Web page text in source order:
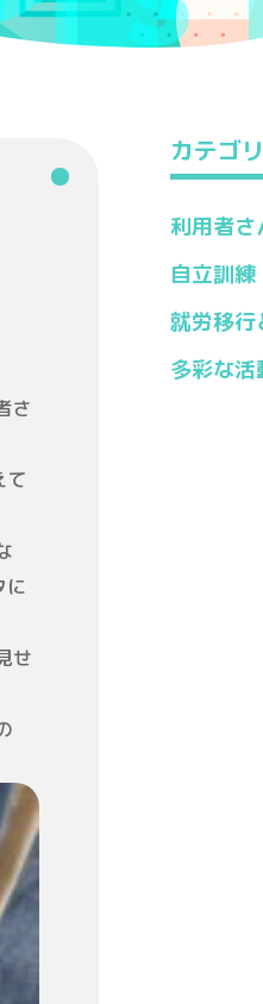
さ
て
に
せ
カテゴ
利用者
自立訓
就労移
多彩な